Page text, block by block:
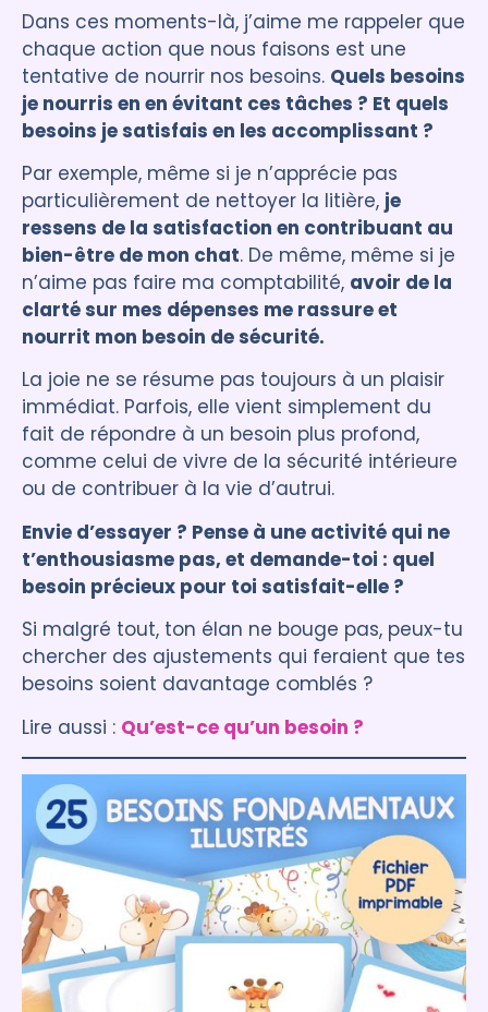
Dans ces moments-là, j’aime me rappeler que
chaque action que nous faisons est une
tentative de nourrir nos besoins. Quels besoins
je nourris en en évitant ces tâches ? Et quels
besoins je satisfais en les accomplissant ?
Par exemple, même si je n’apprécie pas
particulièrement de nettoyer la litière, je
ressens de la satisfaction en contribuant au
bien-être de mon chat. De même, même si je
n’aime pas faire ma comptabilité, avoir de la
clarté sur mes dépenses me rassure et
nourrit mon besoin de sécurité.
La joie ne se résume pas toujours à un plaisir
immédiat. Parfois, elle vient simplement du
fait de répondre à un besoin plus profond,
comme celui de vivre de la sécurité intérieure
ou de contribuer à la vie d’autrui.
Envie d’essayer ? Pense à une activité qui ne
t’enthousiasme pas, et demande-toi : quel
besoin précieux pour toi satisfait-elle ?
Si malgré tout, ton élan ne bouge pas, peux-tu
chercher des ajustements qui feraient que tes
besoins soient davantage comblés ?
Lire aussi : Qu’est-ce qu’un besoin ?